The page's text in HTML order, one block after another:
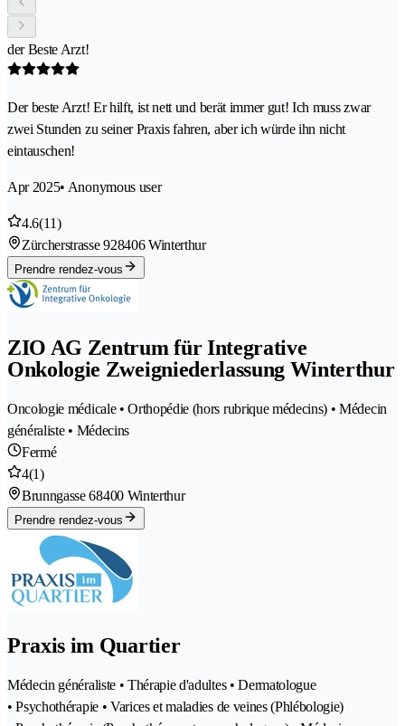
der Beste Arzt!
Der beste Arzt! Er hilft, ist nett und berät immer gut! Ich muss zwar
zwei Stunden zu seiner Praxis fahren, aber ich würde ihn nicht
eintauschen!
Apr 2025• Anonymous user
4.6(11)
Zürcherstrasse 928406 Winterthur
Prendre rendez-vous
ZIO AG Zentrum für Integrative
Onkologie Zweigniederlassung Winterthur
Oncologie médicale • Orthopédie (hors rubrique médecins) • Médecin
généraliste • Médecins
Fermé
4(1)
Brunngasse 68400 Winterthur
Prendre rendez-vous
Praxis im Quartier
Médecin généraliste • Thérapie d'adultes • Dermatologue
• Psychothérapie • Varices et maladies de veines (Phlébologie)